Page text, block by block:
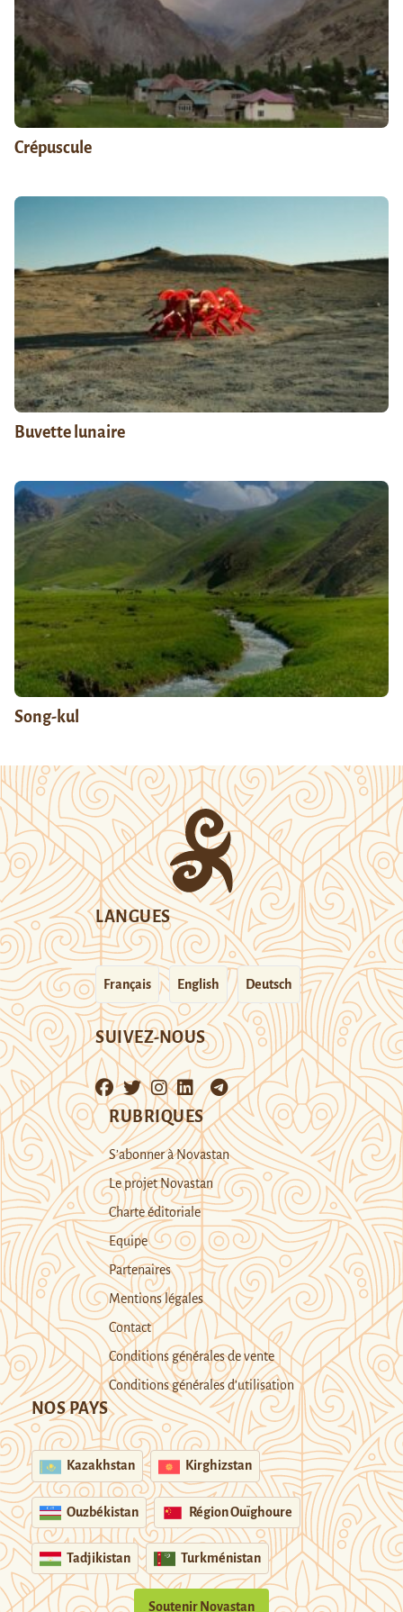
Crépuscule
Buvette lunaire
Song-kul
LANGUES
Français English Deutsch
SUIVEZ-NOUS
RUBRIQUES
S’abonner à Novastan
Le projet Novastan
Charte éditoriale
Equipe
Partenaires
Mentions légales
Contact
Conditions générales de vente
Conditions générales d’utilisation
NOS PAYS
Kazakhstan Kirghizstan
Ouzbékistan Région Ouïghoure
Tadjikistan Turkménistan
Soutenir Novastan